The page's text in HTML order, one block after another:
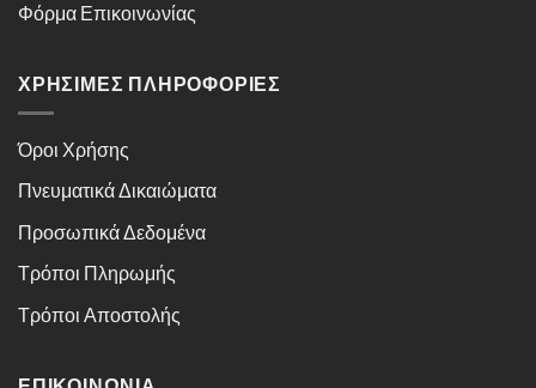
Φόρμα Επικοινωνίας
ΧΡΉΣΙΜΕΣ ΠΛΗΡΟΦΟΡΊΕΣ
Όροι Χρήσης
Πνευματικά Δικαιώματα
Προσωπικά Δεδομένα
Τρόποι Πληρωμής
Τρόποι Αποστολής